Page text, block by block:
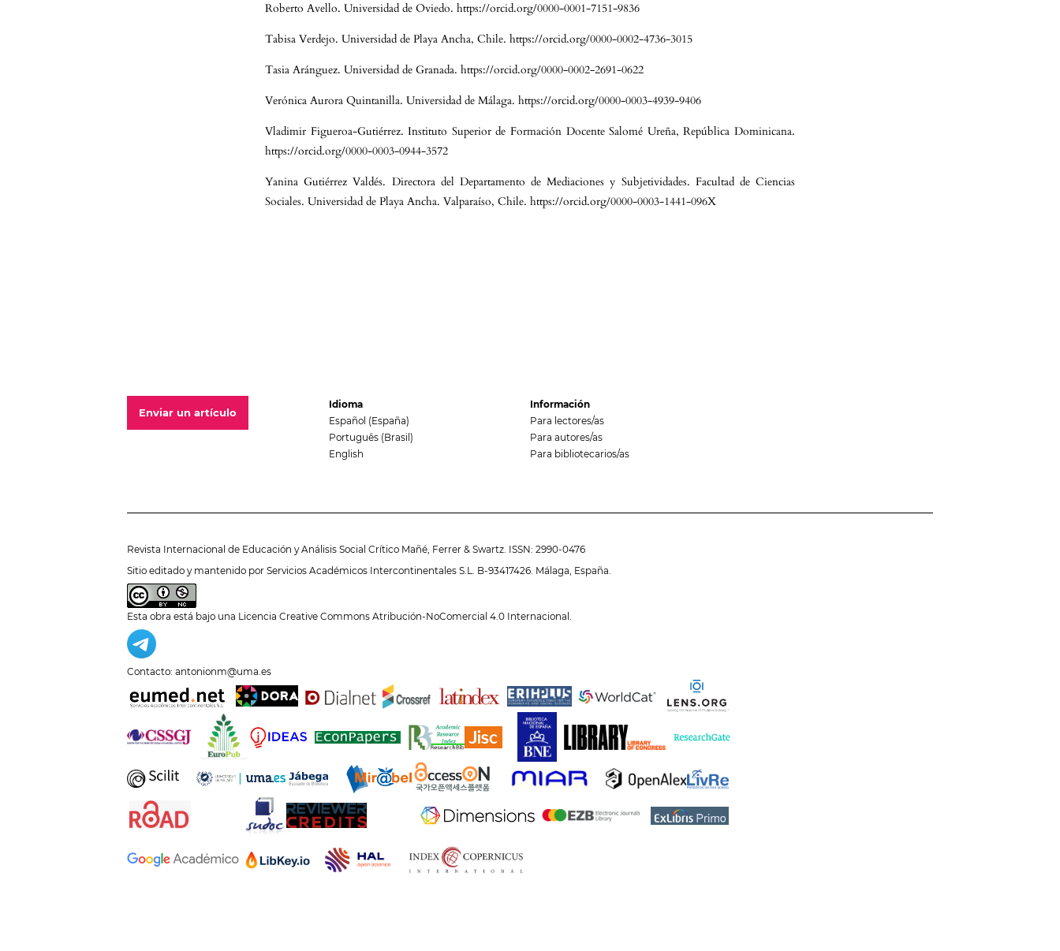
Roberto Avello. Universidad de Oviedo. https://orcid.org/0000-0001-7151-9836
Tabisa Verdejo. Universidad de Playa Ancha, Chile. https://orcid.org/0000-0002-4736-3015
Tasia Aránguez. Universidad de Granada. https://orcid.org/0000-0002-2691-0622
Verónica Aurora Quintanilla. Universidad de Málaga. https://orcid.org/0000-0003-4939-9406
Vladimir Figueroa-Gutiérrez. Instituto Superior de Formación Docente Salomé Ureña, República Dominicana.
https://orcid.org/0000-0003-0944-3572
Yanina Gutiérrez Valdés. Directora del Departamento de Mediaciones y Subjetividades. Facultad de Ciencias
Sociales. Universidad de Playa Ancha. Valparaíso, Chile. https://orcid.org/0000-0003-1441-096X
Enviar un artículo
Idioma
Español (España)
Português (Brasil)
English
Información
Para lectores/as
Para autores/as
Para bibliotecarios/as
Revista Internacional de Educación y Análisis Social Crítico Mañé, Ferrer & Swartz. ISSN: 2990-0476
Sitio editado y mantenido por Servicios Académicos Intercontinentales S.L. B-93417426. Málaga, España.
Esta obra está bajo una Licencia Creative Commons Atribución-NoComercial 4.0 Internacional.
Contacto: antonionm@uma.es